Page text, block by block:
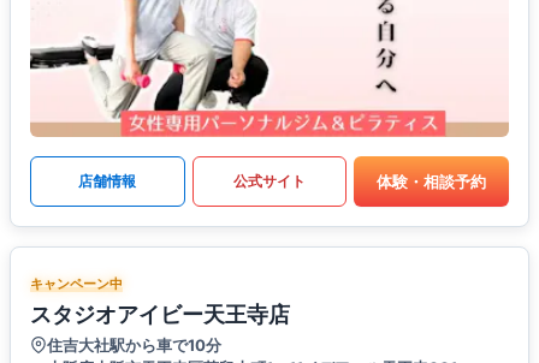
店舗情報 公式サイト 体験・相談予約
キャンペーン中
スタジオアイビー天王寺店
住吉大社駅から車で10分